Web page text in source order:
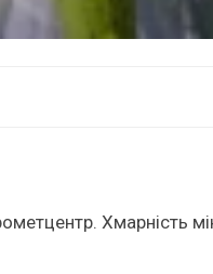
Хмарність